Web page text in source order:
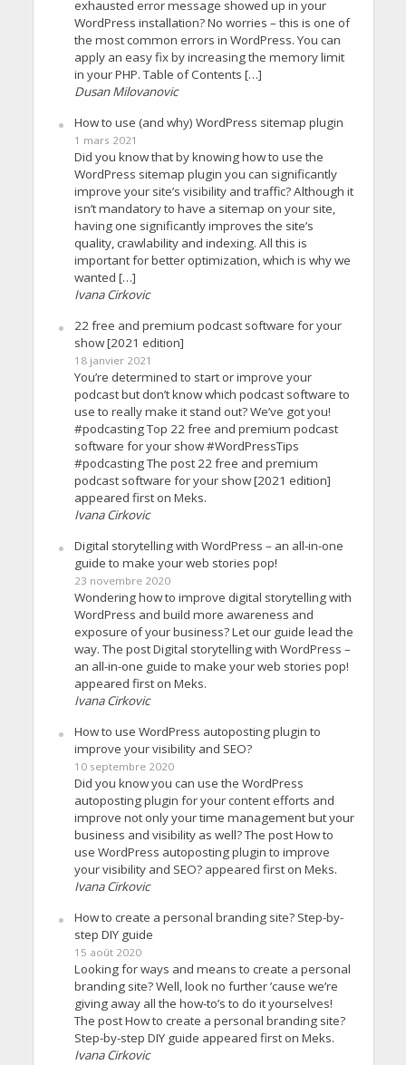
exhausted error message showed up in your
WordPress installation? No worries – this is one of
the most common errors in WordPress. You can
apply an easy fix by increasing the memory limit
in your PHP. Table of Contents […]
Dusan Milovanovic
How to use (and why) WordPress sitemap plugin
1 mars 2021
Did you know that by knowing how to use the
WordPress sitemap plugin you can significantly
improve your site’s visibility and traffic? Although it
isn’t mandatory to have a sitemap on your site,
having one significantly improves the site’s
quality, crawlability and indexing. All this is
important for better optimization, which is why we
wanted […]
Ivana Cirkovic
22 free and premium podcast software for your
show [2021 edition]
18 janvier 2021
You’re determined to start or improve your
podcast but don’t know which podcast software to
use to really make it stand out? We’ve got you!
#podcasting Top 22 free and premium podcast
software for your show #WordPressTips
#podcasting The post 22 free and premium
podcast software for your show [2021 edition]
appeared first on Meks.
Ivana Cirkovic
Digital storytelling with WordPress – an all-in-one
guide to make your web stories pop!
23 novembre 2020
Wondering how to improve digital storytelling with
WordPress and build more awareness and
exposure of your business? Let our guide lead the
way. The post Digital storytelling with WordPress –
an all-in-one guide to make your web stories pop!
appeared first on Meks.
Ivana Cirkovic
How to use WordPress autoposting plugin to
improve your visibility and SEO?
10 septembre 2020
Did you know you can use the WordPress
autoposting plugin for your content efforts and
improve not only your time management but your
business and visibility as well? The post How to
use WordPress autoposting plugin to improve
your visibility and SEO? appeared first on Meks.
Ivana Cirkovic
How to create a personal branding site? Step-by-
step DIY guide
15 août 2020
Looking for ways and means to create a personal
branding site? Well, look no further ’cause we’re
giving away all the how-to’s to do it yourselves!
The post How to create a personal branding site?
Step-by-step DIY guide appeared first on Meks.
Ivana Cirkovic